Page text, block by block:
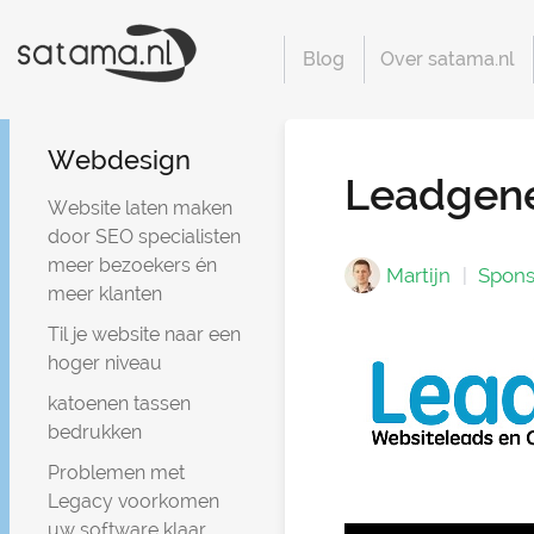
Blog Over satama.nl
Webdesign
Website laten maken
door SEO specialisten
meer bezoekers én
meer klanten
Til je website naar een
hoger niveau
katoenen tassen
bedrukken
Problemen met
Legacy voorkomen
Martijn